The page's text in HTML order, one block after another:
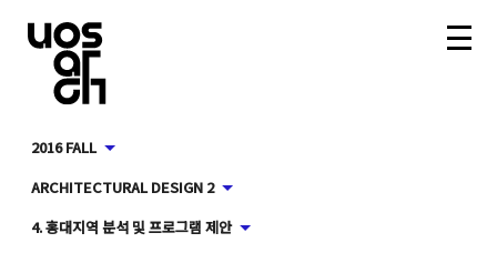
2016 FALL
ARCHITECTURAL DESIGN 2
4. 홍대지역 분석 및 프로그램 제안